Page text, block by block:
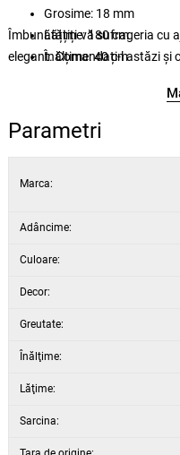
Grosime: 18 mm
Lățime: 180 cm
Înălțime: 40 cm
Înălțimea picioarelor: 20
Culoare: nuc și alb
Stil: modern, noutate
Îmbunătățiți-vă sufrageria cu
elegant. Comandați-l astăzi și
Parametri
Marca:
Adâncime:
Culoare:
Decor:
Greutate:
Înălţime:
Lăţime:
Sarcina: